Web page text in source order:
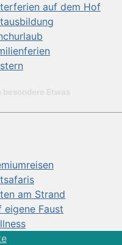
auf dem Hof
am Strand
eigene Faust